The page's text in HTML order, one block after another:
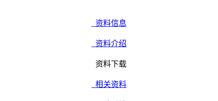
资料信息
资料介绍
资料下载
相关资料